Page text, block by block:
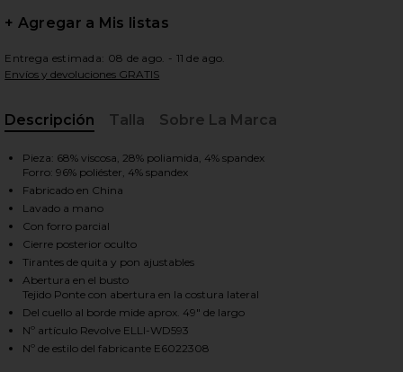
2 of 4 VESTIDO EUPHORIA in Black
EUPHORIA MAXI DRESS IN BLACK ON
EUPHORIA MAXI DRESS IN BLACK ON
EUPHORIA MAXI DRESS IN BLACK ON
+ Agregar a Mis listas
Entrega estimada: 08 de ago. - 11 de ago.
Envíos y devoluciones GRATIS
Descripción
Talla Sobre La Marca
Pieza: 68% viscosa, 28% poliamida, 4% spandex
Forro: 96% poliéster, 4% spandex
Fabricado en China
Lavado a mano
Con forro parcial
Cierre posterior oculto
Tirantes de quita y pon ajustables
Abertura en el busto
Tejido Ponte con abertura en la costura lateral
Del cuello al borde mide aprox. 49" de largo
Nº artículo Revolve ELLI-WD593
Nº de estilo del fabricante E6022308